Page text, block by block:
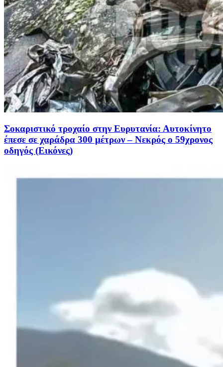
Σοκαριστικό τροχαίο στην Ευρυτανία: Αυτοκίνητο
έπεσε σε χαράδρα 300 μέτρων – Νεκρός ο 59χρονος
οδηγός (Εικόνες)